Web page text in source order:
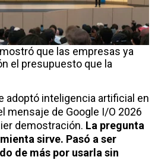
que las empresas ya
el presupuesto que la
adoptó inteligencia artificial en
mensaje de Google I/O 2026
demostración. La pregunta
sirve. Pasó a ser
de más por usarla sin